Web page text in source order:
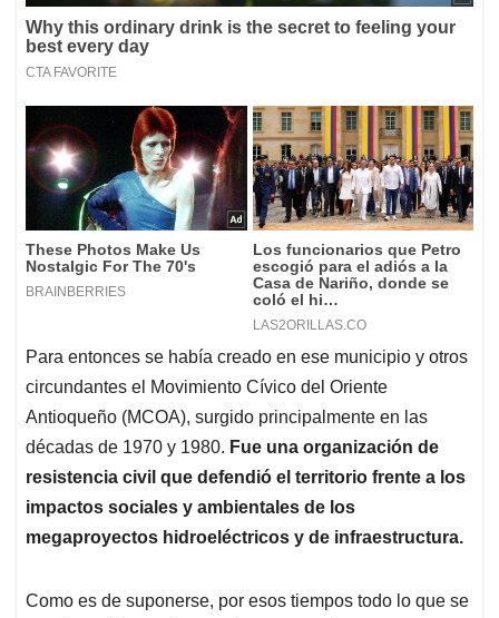
Para entonces se había creado en ese municipio y otros
circundantes el Movimiento Cívico del Oriente
Antioqueño (MCOA), surgido principalmente en las
décadas de 1970 y 1980. Fue una organización de
resistencia civil que defendió el territorio frente a los
impactos sociales y ambientales de los
megaproyectos hidroeléctricos y de infraestructura.
Como es de suponerse, por esos tiempos todo lo que se